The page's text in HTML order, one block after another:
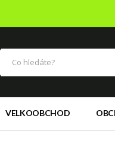
VELKOOBCHOD